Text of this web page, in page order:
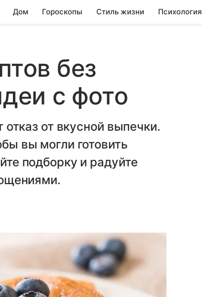
Дом Гороскопы Стиль жизни Психология
без
с фото
от вкусной выпечки.
вы могли готовить
подборку и радуйте